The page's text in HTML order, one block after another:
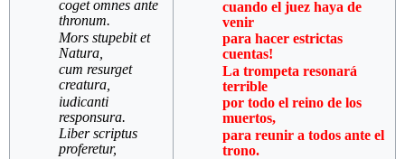
coget omnes ante
thronum.
Mors stupebit et
Natura,
cum resurget
creatura,
iudicanti
responsura.
Liber scriptus
proferetur,
cuando el juez haya de
venir
para hacer estrictas
cuentas!
La trompeta resonará
terrible
por todo el reino de los
muertos,
para reunir a todos ante el
trono.